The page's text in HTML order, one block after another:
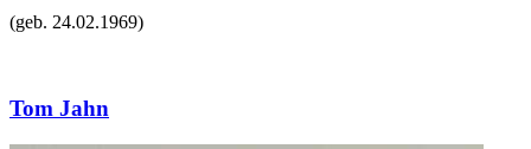
(geb. 24.02.1969)
Tom Jahn